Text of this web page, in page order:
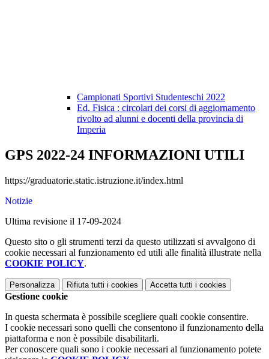
Campionati Sportivi Studenteschi 2022
Ed. Fisica : circolari dei corsi di aggiornamento
rivolto ad alunni e docenti della provincia di
Imperia
GPS 2022-24 INFORMAZIONI UTILI
https://graduatorie.static.istruzione.it/index.html
Notizie
Ultima revisione il 17-09-2024
Questo sito o gli strumenti terzi da questo utilizzati si avvalgono di
cookie necessari al funzionamento ed utili alle finalità illustrate nella
COOKIE POLICY.
Personalizza Rifiuta tutti i cookies Accetta tutti i cookies
Gestione cookie
In questa schermata è possibile scegliere quali cookie consentire.
I cookie necessari sono quelli che consentono il funzionamento della
piattaforma e non è possibile disabilitarli.
Per conoscere quali sono i cookie necessari al funzionamento potete